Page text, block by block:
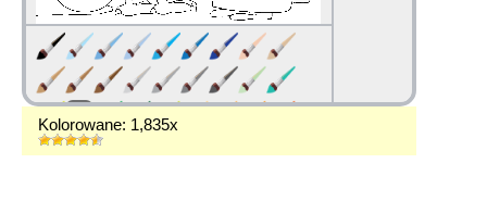
Kolorowane: 1,835x